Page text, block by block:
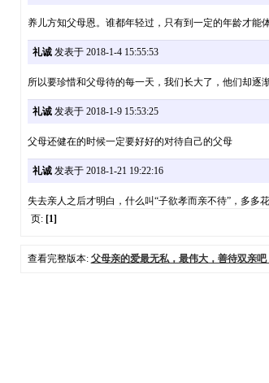
养儿方知父母恩。谁都年轻过，只有到一定的年龄才能
礼诚发表于 2018-1-4 15:55:53
所以要珍惜和父母待的每一天，我们长大了，他们却逐
礼诚发表于 2018-1-9 15:53:25
父母还健在的时候一定要好好的对待自己的父母
礼诚发表于 2018-1-21 19:22:16
失去亲人之后才明白，什么叫“子欲孝而亲不待”，多多
页: [1]
查看完整版本: 父母亲的爱最无私，最伟大，善待双亲吧